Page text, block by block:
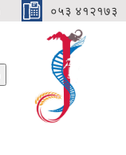
०५३ ४१२१७३